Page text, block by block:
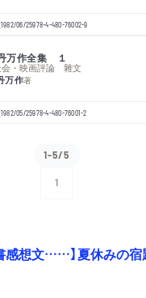
1982/06/25978-4-480-76002-9
万作全集 １
・映画評論 雜文
万作著
1982/05/25978-4-480-76001-2
1-5/5
1
感想文……】夏休みの宿